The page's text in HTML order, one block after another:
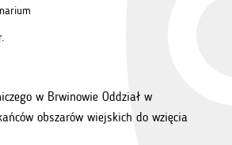
w Brwinowie Oddział w
obszarów wiejskich do wzięcia